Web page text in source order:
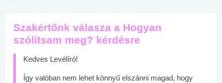
Szakértőnk válasza a Hogyan
szólítsam meg? kérdésre
Kedves Levélíró!
Így valóban nem lehet könnyű elszánni magad, hogy